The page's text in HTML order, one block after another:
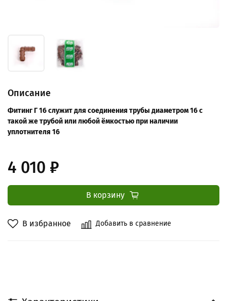
В избранное Добавить в сравнение
Описание
Фитинг Г 16 служит для соединения трубы диаметром 16 с
такой же трубой или любой ёмкостью при наличии
уплотнителя 16
4 010 ₽
В корзину